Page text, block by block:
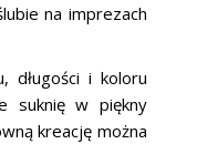
na imprezach
długości i koloru
suknię w piękny
kreację można